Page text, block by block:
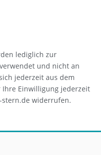
lediglich zur
und nicht an
jederzeit aus dem
Einwilligung jederzeit
stern.de widerrufen.